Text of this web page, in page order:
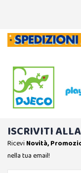
ISCRIVITI
Ricevi Novità,
nella tua email!